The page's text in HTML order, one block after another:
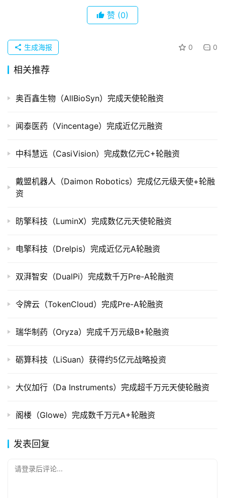
重
司
市
创
数
据
创
院
注册
赞 (0)
0 0
生成海报
相关推荐
奥百鑫生物（AllBioSyn）完成天使轮融资
闻泰医药（Vincentage）完成近亿元融资
中科慧远（CasiVision）完成数亿元C+轮融资
戴盟机器人（Daimon Robotics）完成亿元级天使+轮融
资
昉擎科技（LuminX）完成数亿元天使轮融资
电擎科技（Drelpis）完成近亿元A轮融资
双湃智安（DualPi）完成数千万Pre-A轮融资
令牌云（TokenCloud）完成Pre-A轮融资
瑞华制药（Oryza）完成千万元级B+轮融资
砺算科技（LiSuan）获得约5亿元战略投资
大仪加行（Da Instruments）完成超千万元天使轮融资
阁楼（Glowe）完成数千万元A+轮融资
发表回复
请登录后评论...